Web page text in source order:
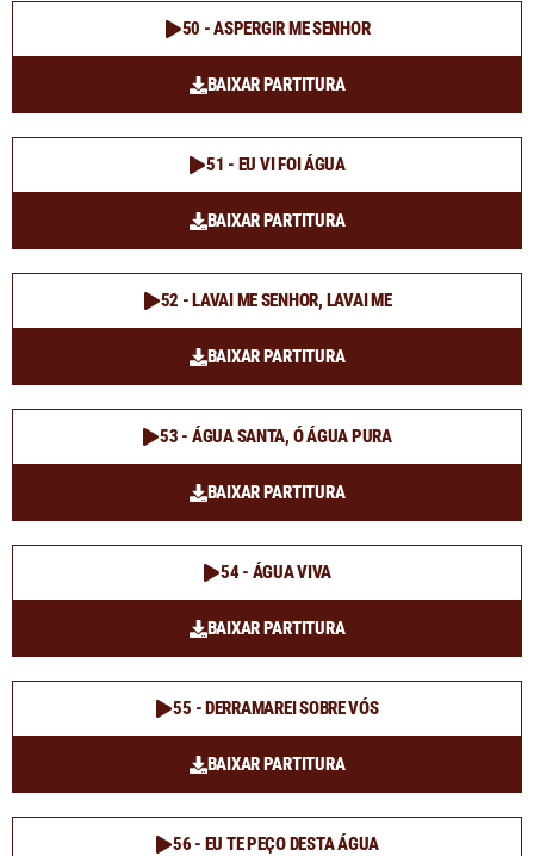
50 - ASPERGIR ME SENHOR
BAIXAR PARTITURA
51 - EU VI FOI ÁGUA
BAIXAR PARTITURA
52 - LAVAI ME SENHOR, LAVAI ME
BAIXAR PARTITURA
53 - ÁGUA SANTA, Ó ÁGUA PURA
BAIXAR PARTITURA
54 - ÁGUA VIVA
BAIXAR PARTITURA
55 - DERRAMAREI SOBRE VÓS
BAIXAR PARTITURA
56 - EU TE PEÇO DESTA ÁGUA